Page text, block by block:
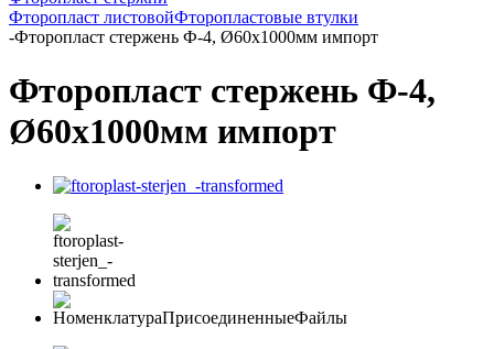
Фторопласт листовойФторопластовые втулки
-Фторопласт стержень Ф-4, Ø60х1000мм импорт
Фторопласт стержень Ф-4,
Ø60х1000мм импорт